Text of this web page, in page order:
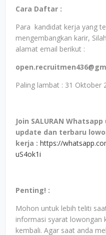
Cara Daftar :
Para kandidat kerja yang
mengembangkan karir,
alamat email berikut :
Paling lambat : 31 Oktober
Join SALURAN
update dan terbaru
kerja : https://
uS4ok1i
Penting! :
Mohon untuk lebih teliti
informasi syarat lowongan
kembali. Agar saat anda